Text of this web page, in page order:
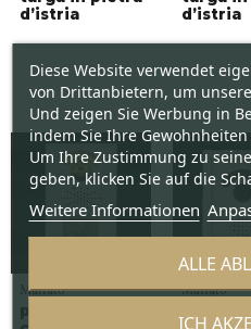
d’istria
d’istria
Muffato
Muffato
Diese Website verwendet
von Drittanbietern, um
Und zeigen Sie Werbung in
indem Sie Ihre
Um Ihre Zustimmung zu
geben, klicken Sie auf die
Weitere Informationen
ALLE
ICH